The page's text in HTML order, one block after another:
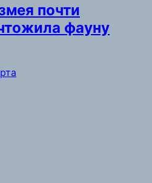
почти
фауну